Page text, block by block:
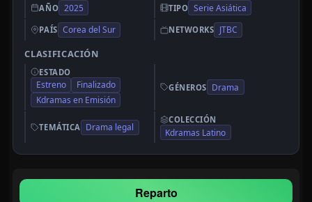
AÑO 2025 TIPO Serie Asiática
PAÍS Corea del Sur NETWORKS JTBC
CLASIFICACIÓN
ESTADO
Estreno
Finalizado
Kdramas en Emisión
GÉNEROS Drama
TEMÁTICA Drama legal
COLECCIÓN
Kdramas Latino
Reparto